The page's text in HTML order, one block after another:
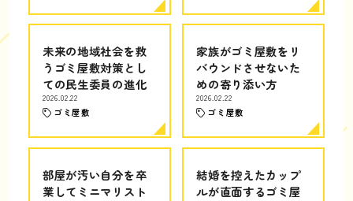
未来の地域社会を救
うゴミ屋敷対策とし
ての民生委員の進化
2026.02.22
ゴミ屋敷
家族がゴミ屋敷をリ
バウンドさせないた
めの寄り添い方
2026.02.22
ゴミ屋敷
部屋が汚い自分を卒
業してミニマリスト
結婚を控えたカップ
ルが直面するゴミ屋